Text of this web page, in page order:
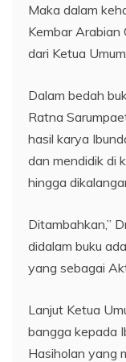
Maka dalam
Kembar Arabian
dari Ketua
Dalam bedah
Ratna
hasil karya
dan mendidik di
hingga
Ditambahkan,”
didalam buku
yang sebagai
Lanjut Ketua
bangga kepada
Hasiholan yang